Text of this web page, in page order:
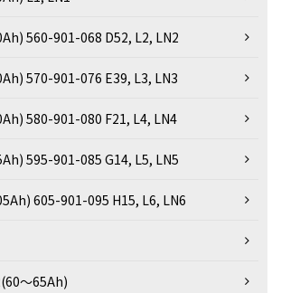
560-901-068 D52, L2, LN2
570-901-076 E39, L3, LN3
580-901-080 F21, L4, LN4
595-901-085 G14, L5, LN5
605-901-095 H15, L6, LN6
～65Ah)